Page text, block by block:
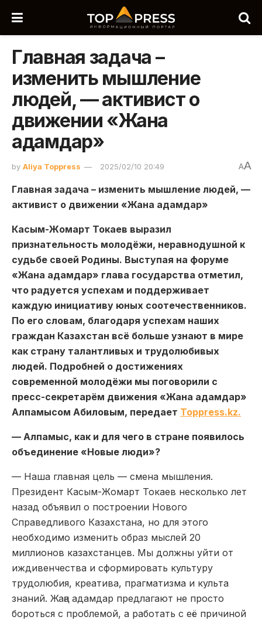
Главная задача –
изменить мышление
людей, — активист о
движении «Жана
адамдар»
by Aliya Toppress 2025/02/10 20:49 AA
Главная задача – изменить мышление людей, —
активист о движении «Жана адамдар»
Касым-Жомарт Токаев выразил
признательность молодёжи, неравнодушной к
судьбе своей Родины. Выступая на форуме
«Жана адамдар» глава государства отметил,
что радуется успехам и поддерживает
каждую инициативу юных соотечественников.
По его словам, благодаря успехам наших
граждан Казахстан всё больше узнают в мире
как страну талантливых и трудолюбивых
людей. Подробней о достижениях
современной молодёжи мы поговорили с
пресс-секретарём движения «Жана адамдар»
Алпамысом Абиловым, передает Toppress.kz.
— Алпамыс, как и для чего в стране появилось
объединение «Новые люди»?
— Наша главная цель — смена мышления.
Президент Касым-Жомарт Токаев несколько лет
назад объявил о построении Нового
Справедливого Казахстана, но для этого
необходимо изменить образ мыслей 20
миллионов казахстанцев. Мы должны уйти от
иждивенчества и сформировать культуру
трудолюбия, креатива, прагматизма и культа
знаний. Жаңа адамдар предлагают не просто
бороться с проблемой, а работать с её причиной